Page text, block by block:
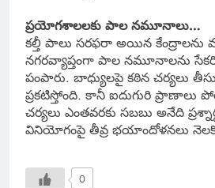
ప్రయోగశాలలకు పాల నమూనాలు…
కల్తీ పాలు సరఫరా అయిన కేంద్రాలను
నగరవ్యాప్తంగా పాల నమూనాలను
పంపారు. బాధ్యులపై కఠిన చర్యలు
ప్రకటిస్తోంది. కానీ ఐదుగురి
చర్యలు ఎంతవరకు సబబు అనేది
వినియోగంపై తీవ్ర భయాందోళనలు
0